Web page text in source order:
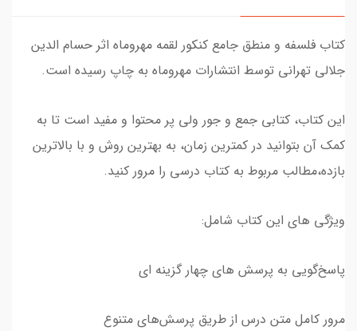
کتاب فلسفه و منطق جامع کنکور لقمه مهروماه اثر حسام الدین
جلالی تهرانی توسط انتشارات مهروماه به چاپ رسیده است.
این کتاب، کتابی جمع و جور ولی پر محتوا و مفید است تا به
کمک آن بتوانید در کمترین زمان، به بهترین روش و با بالاترین
بازده،مطالب مربوط به کتاب درسی را مرور کنید.
ویژگی های این کتاب شامل:
پاسخ‌گویی به پرسش های چهار گزینه ای
مرور کامل متن درس از طریق پرسش‌های متنوع